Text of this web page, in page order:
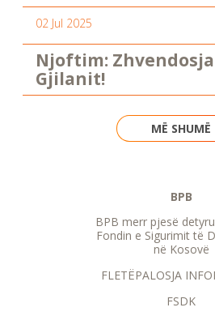
02 Jul 2025
Njoftim: Zhvendosja
Gjilanit!
MË SHUMË
BPB
BPB merr pjesë
Fondin e Sigurimit të
në Kosovë
FLETËPALOSJA
FSDK